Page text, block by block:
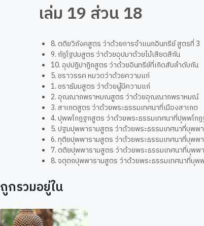
เล่ม 19 ส่วน 18
8. ตติยวิภังคสูตร ว่าด้วยการจำแนกอินทรีย์ สูตรที่ 3
9. กัฏโฐปมสูตร ว่าด้วยอุปมาด้วยไม้เสียดสีกัน
10. อุปปฏิปาฏิกสูตร ว่าด้วยอินทรีย์ที่เกิดสับลำดับกัน
5. ชราวรรค หมวดว่าด้วยความแก่
1. ชราธัมมสูตร ว่าด้วยผู้มีความแก่
2. อุณณาภพราหมณสูตร ว่าด้วยอุณณาภพราหมณ์
3. สาเกตสูตร ว่าด้วยพระธรรมเทศนาที่เมืองสาเกต
4. ปุพพโกฏฐกสูตร ว่าด้วยพระธรรมเทศนาที่ปุพพโกฏ
5. ปฐมปุพพารามสูตร ว่าด้วยพระธรรมเทศนาที่บุพพ
6. ทุติยปุพพารามสูตร ว่าด้วยพระธรรมเทศนาที่บุพพ
7. ตติยปุพพารามสูตร ว่าด้วยพระธรรมเทศนาที่บุพพ
8. จตุตถปุพพารามสูตร ว่าด้วยพระธรรมเทศนาที่บุพ
ถูกรวมอยู่ใน